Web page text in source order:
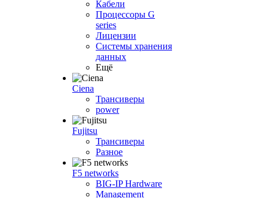
Кабели
Процессоры G
series
Лицензии
Системы хранения
данных
Ещё
Ciena
Трансиверы
power
Fujitsu
Трансиверы
Разное
F5 networks
BIG-IP Hardware
Management